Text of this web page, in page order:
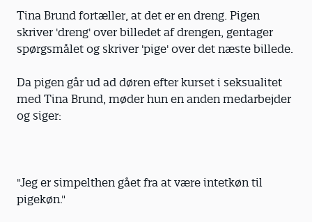
Tina Brund fortæller, at det er en dreng. Pigen
skriver 'dreng' over billedet af drengen, gentager
spørgsmålet og skriver 'pige' over det næste billede.
Da pigen går ud ad døren efter kurset i seksualitet
med Tina Brund, møder hun en anden medarbejder
og siger:
"Jeg er simpelthen gået fra at være intetkøn til
pigekøn."